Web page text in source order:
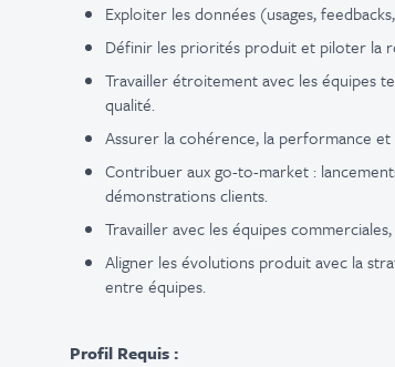
Exploiter les données (usages,
Définir les priorités produit et piloter la
Travailler étroitement avec les équipes
qualité.
Assurer la cohérence, la performance et
Contribuer aux go-to-market :
démonstrations clients.
Travailler avec les équipes
Aligner les évolutions produit avec la
entre équipes.
Profil Requis :